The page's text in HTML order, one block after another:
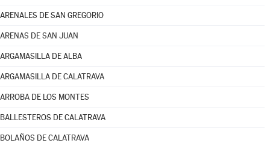
ARENALES DE SAN GREGORIO
ARENAS DE SAN JUAN
ARGAMASILLA DE ALBA
ARGAMASILLA DE CALATRAVA
ARROBA DE LOS MONTES
BALLESTEROS DE CALATRAVA
BOLAÑOS DE CALATRAVA